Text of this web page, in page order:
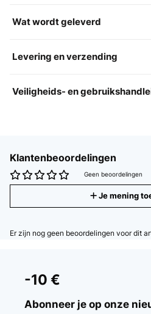
Wat wordt geleverd
Levering en verzending
Veiligheids- en
Klantenbeoordelingen
Geen beoordelingen
Je mening
Er zijn nog geen beoordelingen voor dit
-10 €
Abonneer je op onze